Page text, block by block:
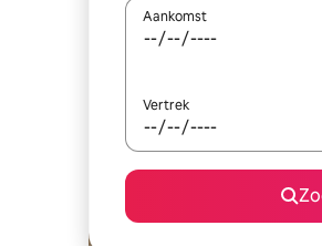
Aankomst
Vertrek